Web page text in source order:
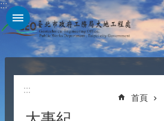
跳到主要內容區塊
:::
:::
首頁